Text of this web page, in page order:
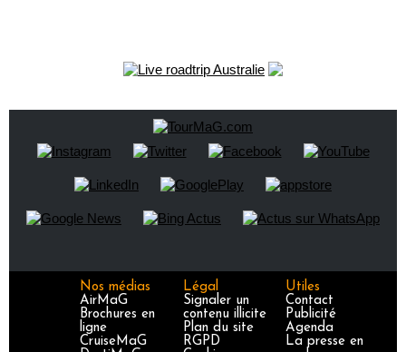
Nos médias
AirMaG
Brochures en
ligne
CruiseMaG
Légal
Signaler un
contenu illicite
Plan du site
RGPD
Utiles
Contact
Publicité
Agenda
La presse en